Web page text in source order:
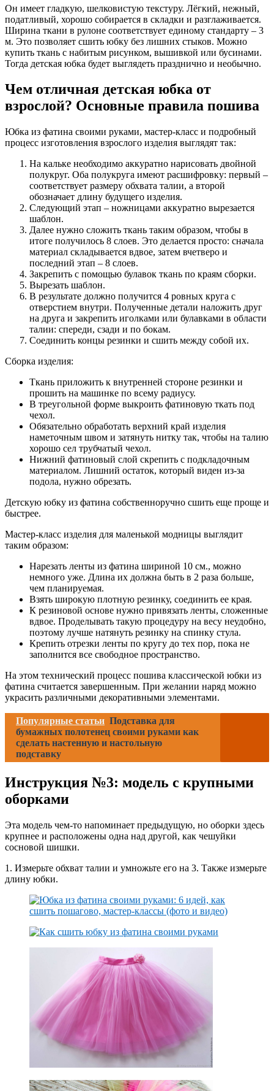
Он имеет гладкую, шелковистую текстуру. Лёгкий, нежный,
податливый, хорошо собирается в складки и разглаживается.
Ширина ткани в рулоне соответствует единому стандарту – 3
м. Это позволяет сшить юбку без лишних стыков. Можно
купить ткань с набитым рисунком, вышивкой или бусинами.
Тогда детская юбка будет выглядеть празднично и необычно.
Чем отличная детская юбка от
взрослой? Основные правила пошива
Юбка из фатина своими руками, мастер-класс и подробный
процесс изготовления взрослого изделия выглядят так:
На кальке необходимо аккуратно нарисовать двойной
полукруг. Оба полукруга имеют расшифровку: первый –
соответствует размеру обхвата талии, а второй
обозначает длину будущего изделия.
Следующий этап – ножницами аккуратно вырезается
шаблон.
Далее нужно сложить ткань таким образом, чтобы в
итоге получилось 8 слоев. Это делается просто: сначала
материал складывается вдвое, затем вчетверо и
последний этап – 8 слоев.
Закрепить с помощью булавок ткань по краям сборки.
Вырезать шаблон.
В результате должно получится 4 ровных круга с
отверстием внутри. Полученные детали наложить друг
на друга и закрепить иголками или булавками в области
талии: спереди, сзади и по бокам.
Соединить концы резинки и сшить между собой их.
Сборка изделия:
Ткань приложить к внутренней стороне резинки и
прошить на машинке по всему радиусу.
В треугольной форме выкроить фатиновую ткать под
чехол.
Обязательно обработать верхний край изделия
наметочным швом и затянуть нитку так, чтобы на талию
хорошо сел трубчатый чехол.
Нижний фатиновый слой скрепить с подкладочным
материалом. Лишний остаток, который виден из-за
подола, нужно обрезать.
Детскую юбку из фатина собственноручно сшить еще проще и
быстрее.
Мастер-класс изделия для маленькой модницы выглядит
таким образом:
Нарезать ленты из фатина шириной 10 см., можно
немного уже. Длина их должна быть в 2 раза больше,
чем планируемая.
Взять широкую плотную резинку, соединить ее края.
К резиновой основе нужно привязать ленты, сложенные
вдвое. Проделывать такую процедуру на весу неудобно,
поэтому лучше натянуть резинку на спинку стула.
Крепить отрезки ленты по кругу до тех пор, пока не
заполнится все свободное пространство.
На этом технический процесс пошива классической юбки из
фатина считается завершенным. При желании наряд можно
украсить различными декоративными элементами.
Популярные статьи Подставка для
бумажных полотенец своими руками как
сделать настенную и настольную
подставку
Инструкция №3: модель с крупными
оборками
Эта модель чем-то напоминает предыдущую, но оборки здесь
крупнее и расположены одна над другой, как чешуйки
сосновой шишки.
1. Измерьте обхват талии и умножьте его на 3. Также измерьте
длину юбки.